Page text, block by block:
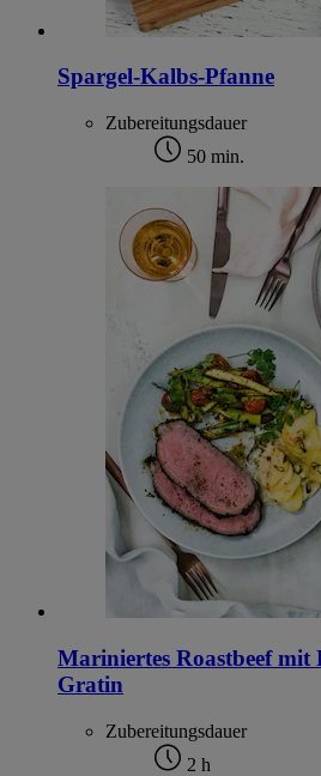
Spargel-Kalbs-Pfanne
Zubereitungsdauer
50 min.
Mariniertes Roastbeef
Gratin
Zubereitungsdauer
2 h